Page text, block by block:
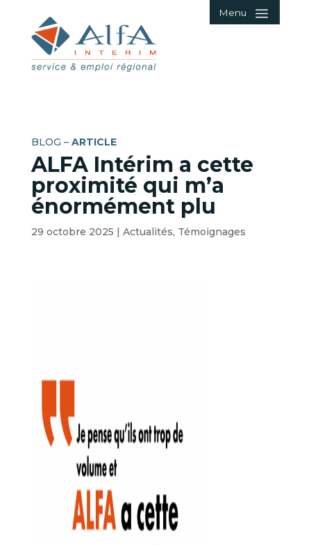
Menu
BLOG – ARTICLE
ALFA Intérim a cette
proximité qui m’a
énormément plu
29 octobre 2025 Actualités, Témoignages